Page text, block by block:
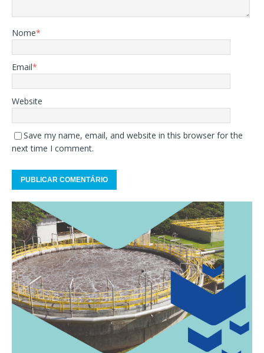
Nome*
Email*
Website
Save my name, email, and website in this browser for the
next time I comment.